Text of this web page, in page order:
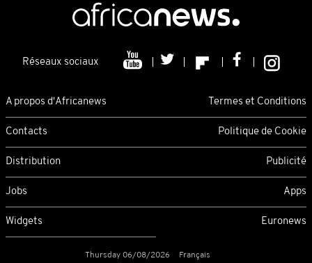
Réseaux sociaux
A propos d'Africanews Termes et Conditions
Contacts Politique de Cookie
Distribution Publicité
Jobs Apps
Widgets Euronews
Thursday 06/08/2026